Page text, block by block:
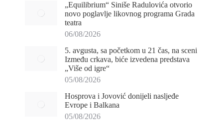
„Equilibrium“ Siniše Radulovića otvorio
novo poglavlje likovnog programa Grada
teatra
06/08/2026
5. avgusta, sa početkom u 21 čas, na sceni
Između crkava, biće izvedena predstava
„Više od igre“
05/08/2026
Hosprova i Jovović donijeli nasljeđe
Evrope i Balkana
05/08/2026